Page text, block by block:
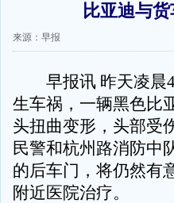
比亚迪与
来源：早报
早报讯 昨天凌晨4
生车祸，一辆黑色比
头扭曲变形，头部受
民警和杭州路消防中
的后车门，将仍然有
附近医院治疗。